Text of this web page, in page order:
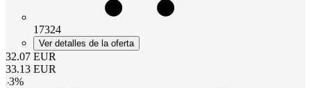
17324
Ver detalles de la oferta
32.07 EUR
33.13 EUR
-3%